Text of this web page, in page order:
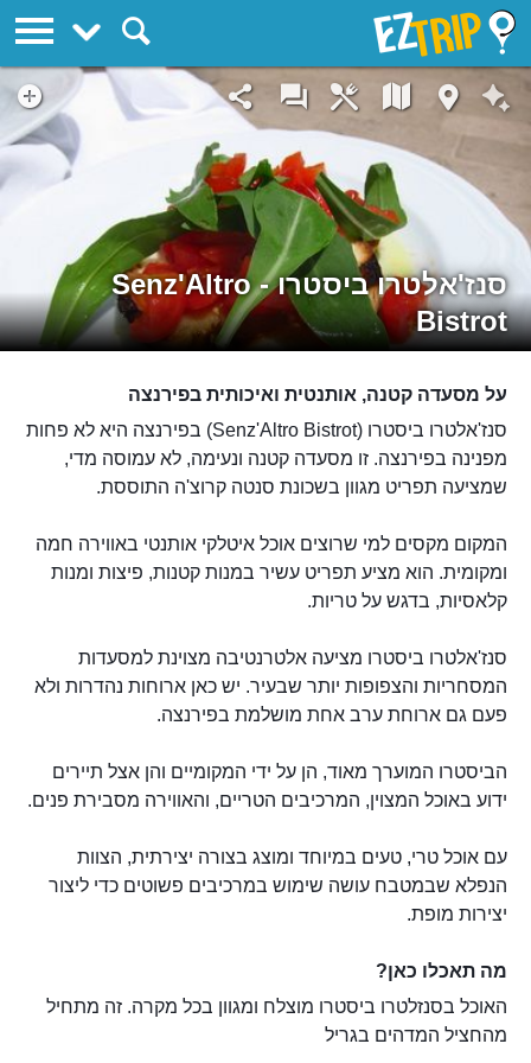
סנז'אלטרו ביסטרו - Senz'Altro
Bistrot
על מסעדה קטנה, אותנטית ואיכותית בפירנצה
סנז'אלטרו ביסטרו (Senz'Altro Bistrot) בפירנצה היא לא פחות
מפנינה בפירנצה. זו מסעדה קטנה ונעימה, לא עמוסה מדי,
שמציעה תפריט מגוון בשכונת סנטה קרוצ'ה התוססת.
המקום מקסים למי שרוצים אוכל איטלקי אותנטי באווירה חמה
ומקומית. הוא מציע תפריט עשיר במנות קטנות, פיצות ומנות
קלאסיות, בדגש על טריות.
סנז'אלטרו ביסטרו מציעה אלטרנטיבה מצוינת למסעדות
המסחריות והצפופות יותר שבעיר. יש כאן ארוחות נהדרות ולא
פעם גם ארוחת ערב אחת מושלמת בפירנצה.
הביסטרו המוערך מאוד, הן על ידי המקומיים והן אצל תיירים
ידוע באוכל המצוין, המרכיבים הטריים, והאווירה מסבירת פנים.
עם אוכל טרי, טעים במיוחד ומוצג בצורה יצירתית, הצוות
הנפלא שבמטבח עושה שימוש במרכיבים פשוטים כדי ליצור
יצירות מופת.
מה תאכלו כאן?
האוכל בסנזלטרו ביסטרו מוצלח ומגוון בכל מקרה. זה מתחיל
מהחציל המדהים בגריל
EZTrip